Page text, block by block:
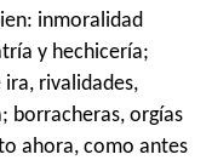
inmoralidad
y hechicería;
rivalidades,
borracheras, orgías
ahora, como antes